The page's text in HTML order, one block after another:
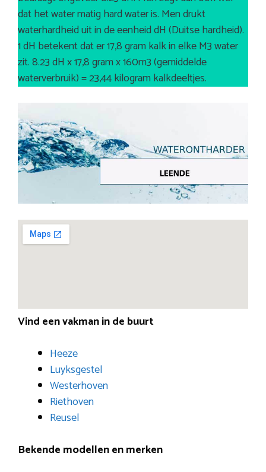
dat het water matig hard water is. Men drukt
waterhardheid uit in de eenheid dH (Duitse hardheid).
1 dH betekent dat er 17,8 gram kalk in elke M3 water
zit. 8.23 dH x 17,8 gram x 160m3 (gemiddelde
waterverbruik) = 23,44 kilogram kalkdeeltjes.
Vind een vakman in de buurt
Heeze
Luyksgestel
Westerhoven
Riethoven
Reusel
Bekende modellen en merken